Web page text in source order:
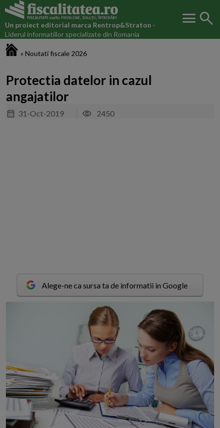
Un proiect editorial marca Rentrop&Straton -
Liderul informatiilor specializate din Romania
menu search
» Noutati fiscale 2026
Protectia datelor in cazul
angajatilor
31-Oct-2019 2450
Alege-ne ca sursa ta de informatii in Google